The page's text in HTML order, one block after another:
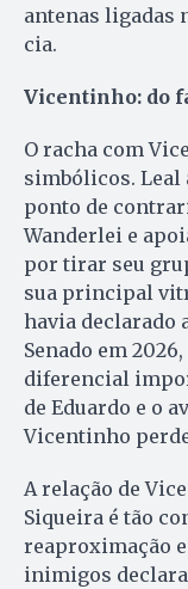
antenas ligadas
cia.
Vicentinho: do
O racha com
simbólicos. Leal
ponto de
Wanderlei e
por tirar seu
sua principal
havia declarado
Senado em
diferencial
de Eduardo e o
Vicentinho
A relação de
Siqueira é tão
reaproximação
inimigos